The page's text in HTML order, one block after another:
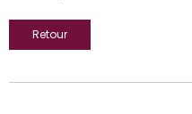
Retour